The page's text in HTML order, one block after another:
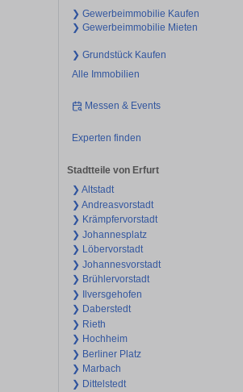
❯ Gewerbeimmobilie Kaufen
❯ Gewerbeimmobilie Mieten
❯ Grundstück Kaufen
Alle Immobilien
Messen & Events
Experten finden
Stadtteile von Erfurt
❯ Altstadt
❯ Andreasvorstadt
❯ Krämpfervorstadt
❯ Johannesplatz
❯ Löbervorstadt
❯ Johannesvorstadt
❯ Brühlervorstadt
❯ Ilversgehofen
❯ Daberstedt
❯ Rieth
❯ Hochheim
❯ Berliner Platz
❯ Marbach
❯ Dittelstedt